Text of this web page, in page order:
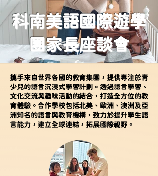
科南美語國際遊學
團家長座談會
攜手來自世界各國的教育集團，提供專注於青
少兒的語言沉浸式學習計劃。透過語言學習、
文化交流與趣味活動的結合，打造全方位的教
育體驗。合作學校包括北美、歐洲、澳洲及亞
洲知名的語言與教育機構，致力於提升學生語
言能力，建立全球連結，拓展國際視野。